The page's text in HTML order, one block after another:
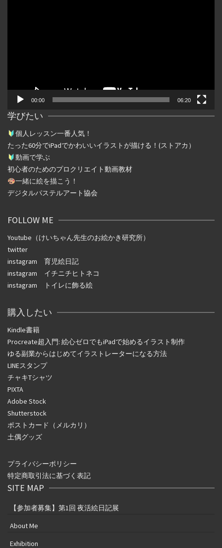
00:00 06:20
学びたい
個人レッスン一番人気！
たった60分でiPadでかわいいイラストが描ける！(ストアカ）
動画で学ぶ
初心者のためのプロクリエイト動画教材
一緒に絵を描こう！
デジタルパステルアート協会
FOLLOW ME
Youtube（けいちゃん先生のお絵かき研究所）
twitter
instagram 育児絵日記
instagram イチニチヒトネコ
instagram トイレに飾る絵
購入したい
Kindle書籍
Procreate超入門: 絵心ゼロでもiPadで始めるイラスト制作
ゆる副業からはじめてイラストレーターになる方法
LINEスタンプ
チャキTシャツ
PIXTA
Adobe Stock
Shutterstock
ポストカード（メルカリ）
土偶グッズ
プライバシーポリシー
特定商取引法に基づく表記
SITE MAP
【参加者募集】第1回 夜活絵日記展
About Me
Exhibition